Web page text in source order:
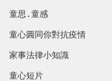
童思 · 童感
童心圓同你對抗疫情
家事法律小知識
童心短片